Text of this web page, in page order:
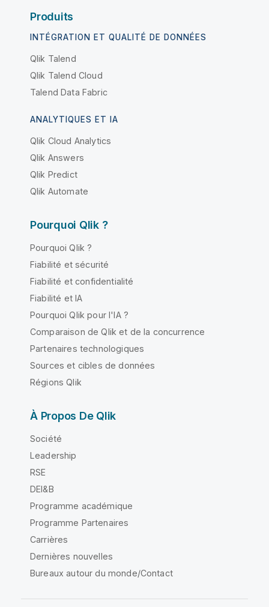
Produits
INTÉGRATION ET QUALITÉ DE DONNÉES
Qlik Talend
Qlik Talend Cloud
Talend Data Fabric
ANALYTIQUES ET IA
Qlik Cloud Analytics
Qlik Answers
Qlik Predict
Qlik Automate
Pourquoi Qlik ?
Pourquoi Qlik ?
Fiabilité et sécurité
Fiabilité et confidentialité
Fiabilité et IA
Pourquoi Qlik pour l'IA ?
Comparaison de Qlik et de la concurrence
Partenaires technologiques
Sources et cibles de données
Régions Qlik
À Propos De Qlik
Société
Leadership
RSE
DEI&B
Programme académique
Programme Partenaires
Carrières
Dernières nouvelles
Bureaux autour du monde/Contact